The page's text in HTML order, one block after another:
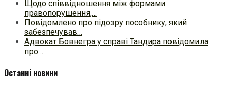
Щодо співвідношення між формами
правопорушення,…
Повідомлено про підозру пособнику, який
забезпечував…
Адвокат Бовнегра у справі Тандира повідомила
про…
Останні новини